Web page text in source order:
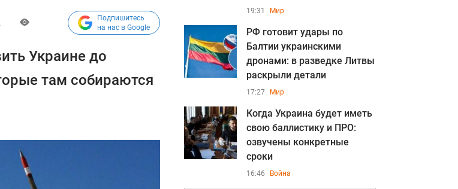
Подпишитесь
на нас в Google
Украине до
там собираются
19:31 Мир
РФ готовит удары по
Балтии украинскими
дронами: в разведке Литвы
раскрыли детали
17:27 Мир
Когда Украина будет иметь
свою баллистику и ПРО:
озвучены конкретные
сроки
16:46 Война